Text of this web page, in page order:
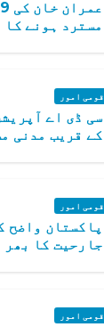
مسترد ہونے
قومی امور
سی ڈی اے
کے قریب مدنی
قومی امور
پاکستان واضح
جارحیت کا بھر
قومی امور